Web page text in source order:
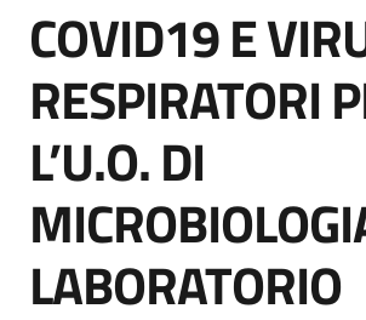
Piattaforme
telematiche
English
site
COVID19 E
RESPIRATORI
L’U.O. DI
LABORATORIO